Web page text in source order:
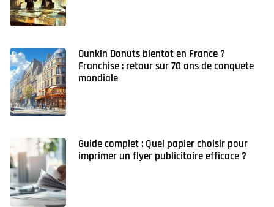
Dunkin Donuts bientot en France ?
Franchise : retour sur 70 ans de conquete
mondiale
Guide complet : Quel papier choisir pour
imprimer un flyer publicitaire efficace ?